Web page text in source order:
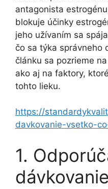
antagonista
blokuje účinky
jeho užívaním sa
čo sa týka správneho
článku sa pozrieme
ako aj na faktory,
tohto lieku.
https://
davkovanie-vsetko-
1.
dávkovanie